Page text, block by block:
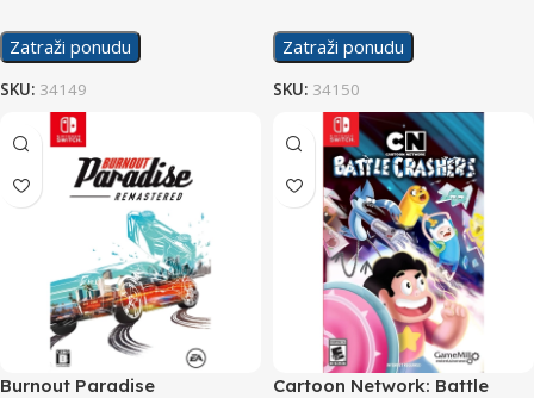
Zatraži ponudu
SKU: 34149
Zatraži ponudu
SKU: 34150
Burnout Paradise
Cartoon Network: Battle